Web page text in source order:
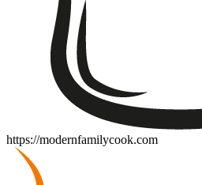
https://modernfamilycook.com